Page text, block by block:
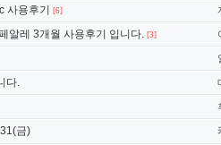
사용후기 [6]
알레 3개월 사용후기 입니다. [3]
다.
금)